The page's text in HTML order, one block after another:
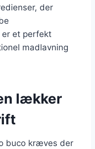
der
er et perfekt
madlavning
lækker
buco kræves der